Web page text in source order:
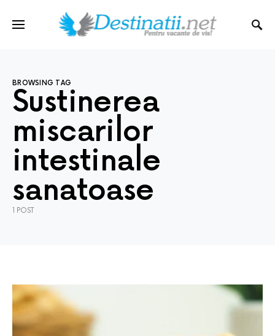
BROWSING TAG
Sustinerea
miscarilor
intestinale
sanatoase
1 POST